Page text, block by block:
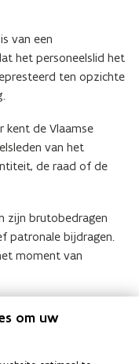
van een
het personeelslid het
ten opzichte
kent de Vlaamse
van het
de raad of de
zijn brutobedragen
patronale bijdragen.
moment van
om uw